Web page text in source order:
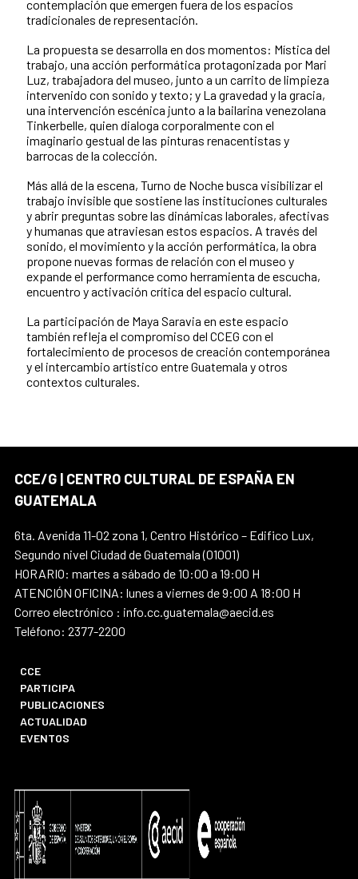
contemplación que emergen fuera de los espacios
tradicionales de representación.
La propuesta se desarrolla en dos momentos: Mística del
trabajo, una acción performática protagonizada por Mari
Luz, trabajadora del museo, junto a un carrito de limpieza
intervenido con sonido y texto; y La gravedad y la gracia,
una intervención escénica junto a la bailarina venezolana
Tinkerbelle, quien dialoga corporalmente con el
imaginario gestual de las pinturas renacentistas y
barrocas de la colección.
Más allá de la escena, Turno de Noche busca visibilizar el
trabajo invisible que sostiene las instituciones culturales
y abrir preguntas sobre las dinámicas laborales, afectivas
y humanas que atraviesan estos espacios. A través del
sonido, el movimiento y la acción performática, la obra
propone nuevas formas de relación con el museo y
expande el performance como herramienta de escucha,
encuentro y activación crítica del espacio cultural.
La participación de Maya Saravia en este espacio
también refleja el compromiso del CCEG con el
fortalecimiento de procesos de creación contemporánea
y el intercambio artístico entre Guatemala y otros
contextos culturales.
CCE/G | CENTRO CULTURAL DE ESPAÑA EN
GUATEMALA
6ta. Avenida 11-02 zona 1, Centro Histórico – Edifico Lux,
Segundo nivel Ciudad de Guatemala (01001)
HORARIO: martes a sábado de 10:00 a 19:00 H
ATENCIÓN OFICINA: lunes a viernes de 9:00 A 18:00 H
Correo electrónico : info.cc.guatemala@aecid.es
Teléfono: 2377-2200
CCE
PARTICIPA
PUBLICACIONES
ACTUALIDAD
EVENTOS